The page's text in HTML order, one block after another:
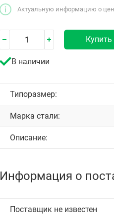
Актуальную информацию о
Купить
В наличии
Типоразмер:
Марка стали:
Описание:
Информация о
Поставщик не известен